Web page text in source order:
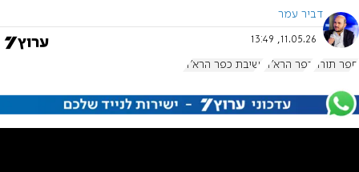
דביר עמר
11.05.26, 13:49
ספר תורה כפר הרא"ה ישיבת כפר הרא"ה